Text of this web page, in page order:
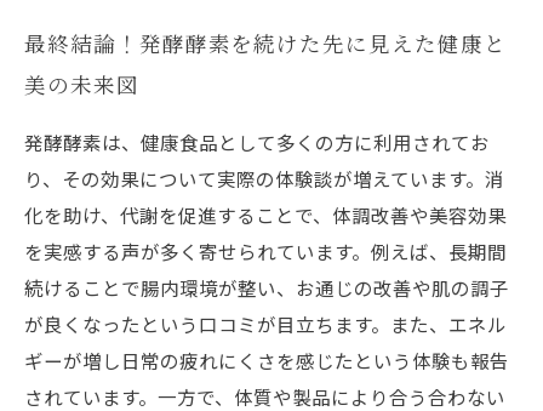
最終結論！発酵酵素を続けた先に見えた健康と
美の未来図
発酵酵素は、健康食品として多くの方に利用されてお
り、その効果について実際の体験談が増えています。消
化を助け、代謝を促進することで、体調改善や美容効果
を実感する声が多く寄せられています。例えば、長期間
続けることで腸内環境が整い、お通じの改善や肌の調子
が良くなったという口コミが目立ちます。また、エネル
ギーが増し日常の疲れにくさを感じたという体験も報告
されています。一方で、体質や製品により合う合わない